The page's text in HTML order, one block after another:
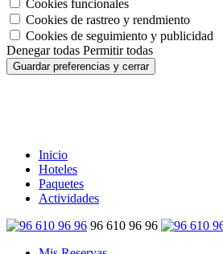
Cookies funcionales
Cookies de rastreo y rendmiento
Cookies de seguimiento y publicidad
Denegar todas Permitir todas
Guardar preferencias y cerrar
Inicio
Hoteles
Paquetes
Actividades
96 610 96 96